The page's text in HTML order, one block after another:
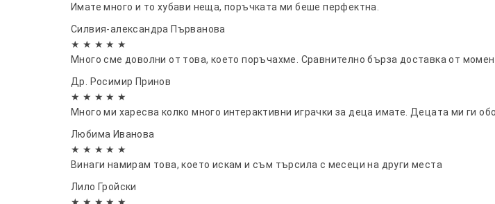
Имате много и то хубави неща, поръчката ми беше перфектна.
Силвия-александра Първанова
★ ★ ★ ★ ★
Много сме доволни от това, което поръчахме. Сравнително бърза доставка от
Др. Росимир Принов
★ ★ ★ ★ ★
Много ми харесва колко много интерактивни играчки за деца имате. Децата ми ги
Любима Иванова
★ ★ ★ ★ ★
Винаги намирам това, което искам и съм търсила с месеци на други места
Лило Гройски